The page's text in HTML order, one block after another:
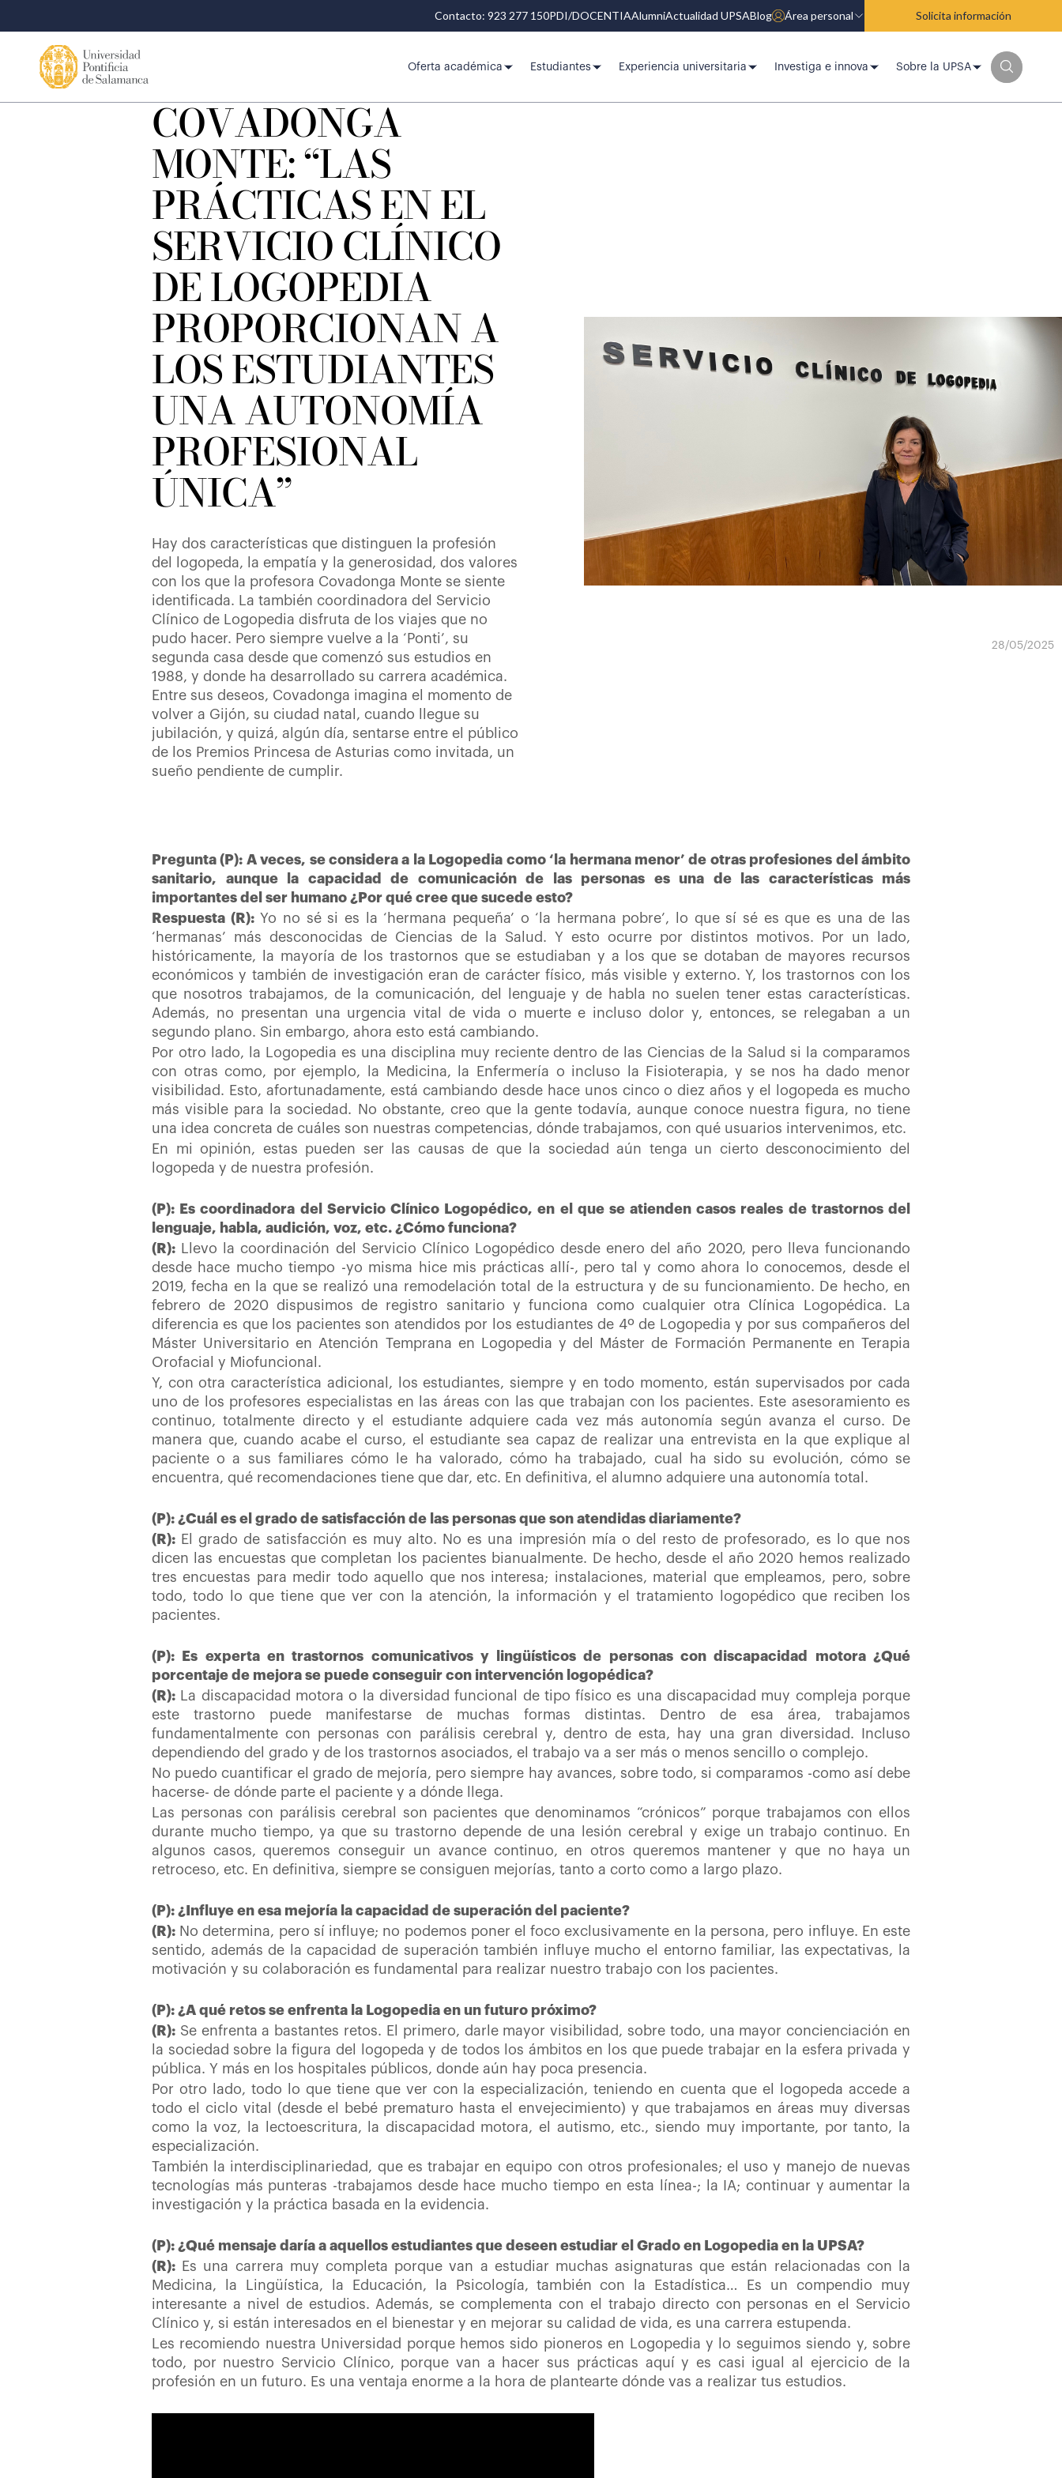
Contacto: 923 277 150PDI/DOCENTIAAlumniActualidad UPSABlog Área personal Solicita información
Oferta académica Estudiantes Experiencia universitaria Investiga e innova Sobre la UPSA
COVADONGA
MONTE: “LAS
PRÁCTICAS EN EL
SERVICIO CLÍNICO
DE LOGOPEDIA
PROPORCIONAN A
LOS ESTUDIANTES
UNA AUTONOMÍA
PROFESIONAL
ÚNICA”
Hay dos características que distinguen la profesión
del logopeda, la empatía y la generosidad, dos valores
con los que la profesora Covadonga Monte se siente
identificada. La también coordinadora del Servicio
Clínico de Logopedia disfruta de los viajes que no
pudo hacer. Pero siempre vuelve a la ‘Ponti’, su
segunda casa desde que comenzó sus estudios en
1988, y donde ha desarrollado su carrera académica.
Entre sus deseos, Covadonga imagina el momento de
volver a Gijón, su ciudad natal, cuando llegue su
jubilación, y quizá, algún día, sentarse entre el público
de los Premios Princesa de Asturias como invitada, un
sueño pendiente de cumplir.
28/05/2025
Pregunta (P): A veces, se considera a la Logopedia como ‘la hermana menor’ de otras profesiones del ámbito
sanitario, aunque la capacidad de comunicación de las personas es una de las características más
importantes del ser humano ¿Por qué cree que sucede esto?
Respuesta (R):Yo no sé si es la ‘hermana pequeña’ o ‘la hermana pobre’, lo que sí sé es que es una de las
‘hermanas’ más desconocidas de Ciencias de la Salud. Y esto ocurre por distintos motivos. Por un lado,
históricamente, la mayoría de los trastornos que se estudiaban y a los que se dotaban de mayores recursos
económicos y también de investigación eran de carácter físico, más visible y externo. Y, los trastornos con los
que nosotros trabajamos, de la comunicación, del lenguaje y de habla no suelen tener estas características.
Además, no presentan una urgencia vital de vida o muerte e incluso dolor y, entonces, se relegaban a un
segundo plano. Sin embargo, ahora esto está cambiando.
Por otro lado, la Logopedia es una disciplina muy reciente dentro de las Ciencias de la Salud si la comparamos
con otras como, por ejemplo, la Medicina, la Enfermería o incluso la Fisioterapia, y se nos ha dado menor
visibilidad. Esto, afortunadamente, está cambiando desde hace unos cinco o diez años y el logopeda es mucho
más visible para la sociedad. No obstante, creo que la gente todavía, aunque conoce nuestra figura, no tiene
una idea concreta de cuáles son nuestras competencias, dónde trabajamos, con qué usuarios intervenimos, etc.
En mi opinión, estas pueden ser las causas de que la sociedad aún tenga un cierto desconocimiento del
logopeda y de nuestra profesión.
(P): Es coordinadora del Servicio Clínico Logopédico, en el que se atienden casos reales de trastornos del
lenguaje, habla, audición, voz, etc. ¿Cómo funciona?
(R): Llevo la coordinación del Servicio Clínico Logopédico desde enero del año 2020, pero lleva funcionando
desde hace mucho tiempo -yo misma hice mis prácticas allí-, pero tal y como ahora lo conocemos, desde el
2019, fecha en la que se realizó una remodelación total de la estructura y de su funcionamiento. De hecho, en
febrero de 2020 dispusimos de registro sanitario y funciona como cualquier otra Clínica Logopédica. La
diferencia es que los pacientes son atendidos por los estudiantes de 4º de Logopedia y por sus compañeros del
Máster Universitario en Atención Temprana en Logopedia y del Máster de Formación Permanente en Terapia
Orofacial y Miofuncional.
Y, con otra característica adicional, los estudiantes, siempre y en todo momento, están supervisados por cada
uno de los profesores especialistas en las áreas con las que trabajan con los pacientes. Este asesoramiento es
continuo, totalmente directo y el estudiante adquiere cada vez más autonomía según avanza el curso. De
manera que, cuando acabe el curso, el estudiante sea capaz de realizar una entrevista en la que explique al
paciente o a sus familiares cómo le ha valorado, cómo ha trabajado, cual ha sido su evolución, cómo se
encuentra, qué recomendaciones tiene que dar, etc. En definitiva, el alumno adquiere una autonomía total.
(P): ¿Cuál es el grado de satisfacción de las personas que son atendidas diariamente?
(R): El grado de satisfacción es muy alto. No es una impresión mía o del resto de profesorado, es lo que nos
dicen las encuestas que completan los pacientes bianualmente. De hecho, desde el año 2020 hemos realizado
tres encuestas para medir todo aquello que nos interesa; instalaciones, material que empleamos, pero, sobre
todo, todo lo que tiene que ver con la atención, la información y el tratamiento logopédico que reciben los
pacientes.
(P): Es experta en trastornos comunicativos y lingüísticos de personas con discapacidad motora ¿Qué
porcentaje de mejora se puede conseguir con intervención logopédica?
(R): La discapacidad motora o la diversidad funcional de tipo físico es una discapacidad muy compleja porque
este trastorno puede manifestarse de muchas formas distintas. Dentro de esa área, trabajamos
fundamentalmente con personas con parálisis cerebral y, dentro de esta, hay una gran diversidad. Incluso
dependiendo del grado y de los trastornos asociados, el trabajo va a ser más o menos sencillo o complejo.
No puedo cuantificar el grado de mejoría, pero siempre hay avances, sobre todo, si comparamos -como así debe
hacerse- de dónde parte el paciente y a dónde llega.
Las personas con parálisis cerebral son pacientes que denominamos “crónicos” porque trabajamos con ellos
durante mucho tiempo, ya que su trastorno depende de una lesión cerebral y exige un trabajo continuo. En
algunos casos, queremos conseguir un avance continuo, en otros queremos mantener y que no haya un
retroceso, etc. En definitiva, siempre se consiguen mejorías, tanto a corto como a largo plazo.
(P): ¿Influye en esa mejoría la capacidad de superación del paciente?
(R): No determina, pero sí influye; no podemos poner el foco exclusivamente en la persona, pero influye. En este
sentido, además de la capacidad de superación también influye mucho el entorno familiar, las expectativas, la
motivación y su colaboración es fundamental para realizar nuestro trabajo con los pacientes.
(P): ¿A qué retos se enfrenta la Logopedia en un futuro próximo?
(R): Se enfrenta a bastantes retos. El primero, darle mayor visibilidad, sobre todo, una mayor concienciación en
la sociedad sobre la figura del logopeda y de todos los ámbitos en los que puede trabajar en la esfera privada y
pública. Y más en los hospitales públicos, donde aún hay poca presencia.
Por otro lado, todo lo que tiene que ver con la especialización, teniendo en cuenta que el logopeda accede a
todo el ciclo vital (desde el bebé prematuro hasta el envejecimiento) y que trabajamos en áreas muy diversas
como la voz, la lectoescritura, la discapacidad motora, el autismo, etc., siendo muy importante, por tanto, la
especialización.
También la interdisciplinariedad, que es trabajar en equipo con otros profesionales; el uso y manejo de nuevas
tecnologías más punteras -trabajamos desde hace mucho tiempo en esta línea-; la IA; continuar y aumentar la
investigación y la práctica basada en la evidencia.
(P): ¿Qué mensaje daría a aquellos estudiantes que deseen estudiar el Grado en Logopedia en la UPSA?
(R): Es una carrera muy completa porque van a estudiar muchas asignaturas que están relacionadas con la
Medicina, la Lingüística, la Educación, la Psicología, también con la Estadística… Es un compendio muy
interesante a nivel de estudios. Además, se complementa con el trabajo directo con personas en el Servicio
Clínico y, si están interesados en el bienestar y en mejorar su calidad de vida, es una carrera estupenda.
Les recomiendo nuestra Universidad porque hemos sido pioneros en Logopedia y lo seguimos siendo y, sobre
todo, por nuestro Servicio Clínico, porque van a hacer sus prácticas aquí y es casi igual al ejercicio de la
profesión en un futuro. Es una ventaja enorme a la hora de plantearte dónde vas a realizar tus estudios.